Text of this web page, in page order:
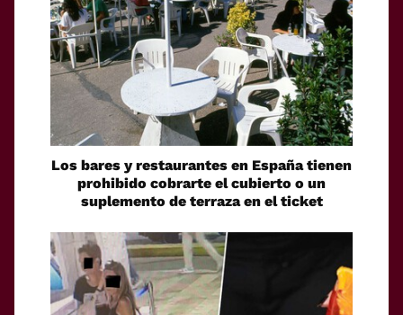
Los bares y restaurantes en España tienen
prohibido cobrarte el cubierto o un
suplemento de terraza en el ticket